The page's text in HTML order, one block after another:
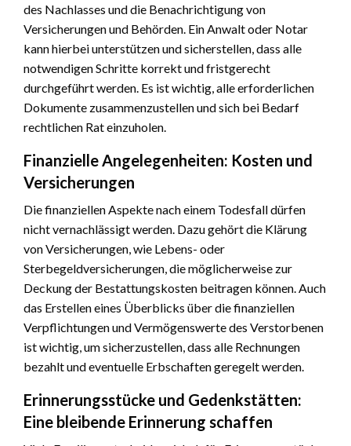
des Nachlasses und die Benachrichtigung von
Versicherungen und Behörden. Ein Anwalt oder Notar
kann hierbei unterstützen und sicherstellen, dass alle
notwendigen Schritte korrekt und fristgerecht
durchgeführt werden. Es ist wichtig, alle erforderlichen
Dokumente zusammenzustellen und sich bei Bedarf
rechtlichen Rat einzuholen.
Finanzielle Angelegenheiten: Kosten und
Versicherungen
Die finanziellen Aspekte nach einem Todesfall dürfen
nicht vernachlässigt werden. Dazu gehört die Klärung
von Versicherungen, wie Lebens- oder
Sterbegeldversicherungen, die möglicherweise zur
Deckung der Bestattungskosten beitragen können. Auch
das Erstellen eines Überblicks über die finanziellen
Verpflichtungen und Vermögenswerte des Verstorbenen
ist wichtig, um sicherzustellen, dass alle Rechnungen
bezahlt und eventuelle Erbschaften geregelt werden.
Erinnerungsstücke und Gedenkstätten:
Eine bleibende Erinnerung schaffen